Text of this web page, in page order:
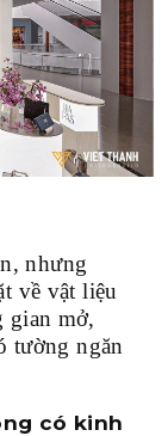
nhưng
về vật liệu
gian mở,
tường ngăn
có kinh